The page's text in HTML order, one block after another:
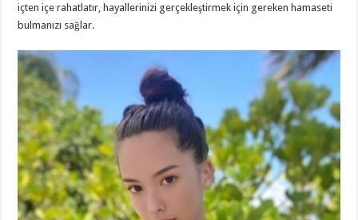
içten içe rahatlatır, hayallerinizi gerçekleştirmek için gereken hamaseti
bulmanızı sağlar.